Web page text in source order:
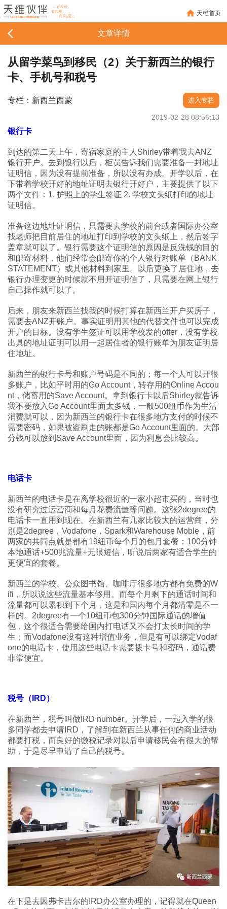
天维首页
文章详情
从留学菜鸟到移民（2）关于新西兰的银行
卡、手机号和税号
专栏：新西兰西蒙 进入专栏
2019-02-28 08:56:13
银行卡
到达的第二天上午，寄宿家庭的主人Shirley带着我去ANZ
银行开户。去到银行以后，柜员告诉我们需要准备一封地址
证明信，因为没有提前准备，所以没有办成。开学以后，在
下带着学校开好的地址证明去银行开好户，主要提供了以下
两个文件：1. 护照上的学生签证 2. 学校文头纸打印的地址
证明信。
准备这边地址证明信，只需要去学校的前台或者国际办公室
找老师把目前居住的地址打印到学校的文头纸上，然后签字
盖章就可以了。银行需要这个证明信的原因是反洗钱的目的
和邮寄材料，他们经常会邮寄你的个人银行对账单（BANK
STATEMENT）或其他材料到家里。以后更换了居住地，去
银行办理变更的时候就不用开证明信了，只需要在网上银行
自己操作就可以了。
后来，朋友来新西兰找我的时候打算在新西兰开户买房子，
需要去ANZ开账户。事实证明用其他的代替文件也可以完成
开户的目标。没有学生签证可以用学校发的offer，没有学校
出具的地址证明可以用一起居住者的银行账单为朋友证明居
住地址。
新西兰的银行卡号和账户号码是不同的；每一个人可以开很
多账户，比如平时用的Go Account，转存用的Online Accou
nt，储蓄用的Save Account。拿到银行卡以后Shirley就告诉
我不要放入Go Account里面太多钱，一般500纽币作为生活
消费就可以，因为新西兰的银行卡在很多地方支付的时候不
需要密码，如果被盗刷走的账都是Go Account里面的。大部
分钱可以放到Save Account里面，因为利息会比较高。
电话卡
新西兰的电话卡是在离学校很近的一家小超市买的，当时也
没有研究过运营商和每月花费流量等问题。这张2degree的
电话卡一直用到现在。在新西兰有几家比较大的运营商，分
别是2degree，Vodafone，Spark和Warehouse Moble，前
两家的共同点就是都有19纽币每个月的包月套餐：100分钟
本地通话+500兆流量+无限短信，听说后两家有适合学生的
更便宜的套餐。
新西兰的学校、公众图书馆、咖啡厅很多地方都有免费的W
ifi，所以说这些流量基本够用。而每个月剩下的通话时间和
流量都可以累积到下个月，这是和国内每个月都清零是不一
样的。2degree有一个10纽币包300分钟国际通话的增值
包，这个很适合需要给国内打电话又不会打太长时间的学
生；而Vodafone没有这种增值业务，但是有可以绑定Vodaf
one的电话卡，使用这些电话卡需要拨卡号和密码，通话费
非常便宜。
税号（IRD）
在新西兰，税号叫做IRD number。开学后，一起入学的很
多同学都去申请IRD，了解到在新西兰从事任何的商业活动
都要打税，而良好的缴税记录对以后申请移民会有很大的帮
助，于是尽早申请了自己的税号。
在下是去因弗卡吉尔的IRD办公室办理的，记得就在Queen